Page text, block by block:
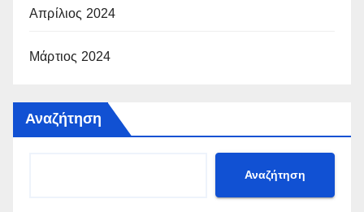
Απρίλιος 2024
Μάρτιος 2024
Αναζήτηση
Αναζήτηση